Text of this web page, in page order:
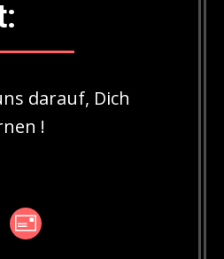
darauf, Dich
!